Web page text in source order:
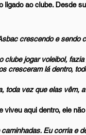
ligado ao clube. Desde
crescendo e sendo
clube jogar voleibol,
cresceram lá dentro,
toda vez que elas vêm,
viveu aqui dentro, ele
Eu corria e